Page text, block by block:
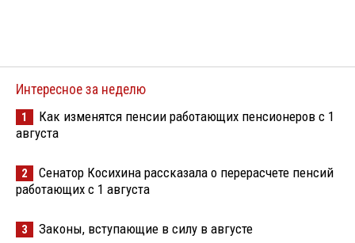
Интересное за неделю
1
Как изменятся пенсии работающих пенсионеров с 1
августа
2
Сенатор Косихина рассказала о перерасчете пенсий
работающих с 1 августа
3 Законы, вступающие в силу в августе